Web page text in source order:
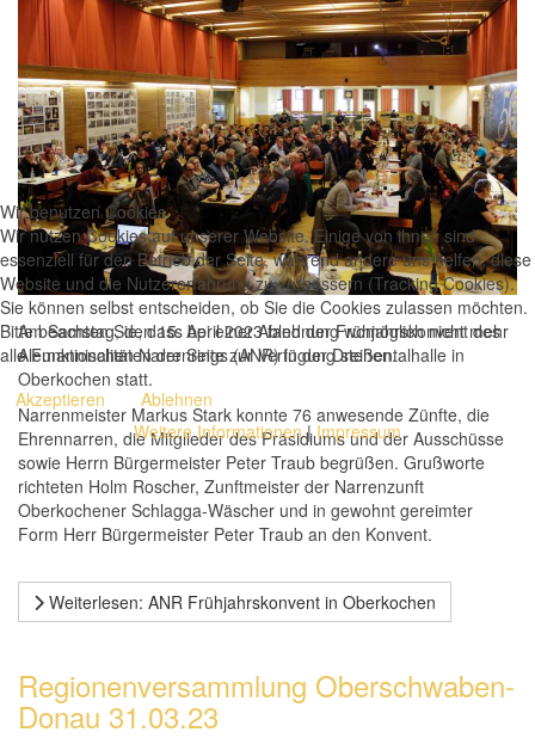
Am Samstag, den 15. April 2023 fand der Frühjahrskonvent des
Alemannischen Narrenrings (ANR) in der Dreißentalhalle in
Oberkochen statt.
Narrenmeister Markus Stark konnte 76 anwesende Zünfte, die
Ehrennarren, die Mitglieder des Präsidiums und der Ausschüsse
sowie Herrn Bürgermeister Peter Traub begrüßen. Grußworte
richteten Holm Roscher, Zunftmeister der Narrenzunft
Oberkochener Schlagga-Wäscher und in gewohnt gereimter
Form Herr Bürgermeister Peter Traub an den Konvent.
Weiterlesen: ANR Frühjahrskonvent in Oberkochen
Regionenversammlung Oberschwaben-
Donau 31.03.23
Wir benutzen Cookies
Wir nutzen Cookies auf unserer Website. Einige von ihnen sind
essenziell für den Betrieb der Seite, während andere uns helfen, diese
Website und die Nutzererfahrung zu verbessern (Tracking Cookies).
Sie können selbst entscheiden, ob Sie die Cookies zulassen möchten.
Bitte beachten Sie, dass bei einer Ablehnung womöglich nicht mehr
alle Funktionalitäten der Seite zur Verfügung stehen.
Akzeptieren
Ablehnen
Weitere Informationen|Impressum